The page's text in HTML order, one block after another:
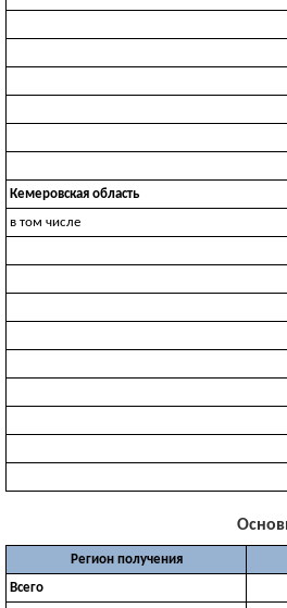
Кемеровская область
в том числе
Регион получения
Всего